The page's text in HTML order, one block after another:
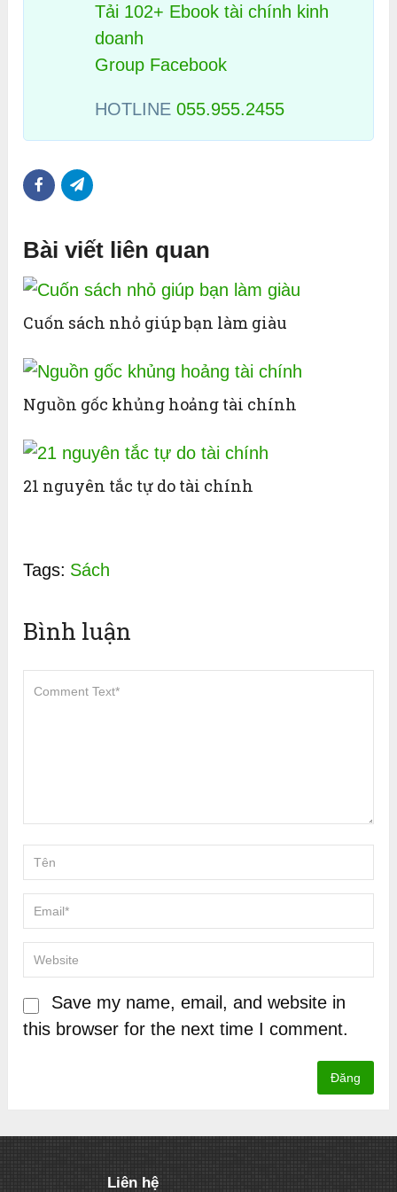
Tải 102+ Ebook tài chính kinh
doanh
Group Facebook
HOTLINE055.955.2455
Bài viết liên quan
Cuốn sách nhỏ giúp bạn làm giàu
Nguồn gốc khủng hoảng tài chính
21 nguyên tắc tự do tài chính
Tags: Sách
Bình luận
Save my name, email, and website in
this browser for the next time I comment.
Liên hệ